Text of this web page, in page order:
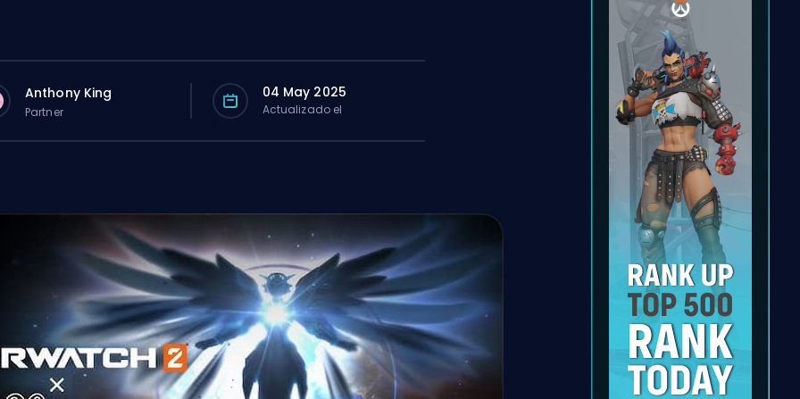
Anthony King
Partner
04 May 2025
Actualizado el